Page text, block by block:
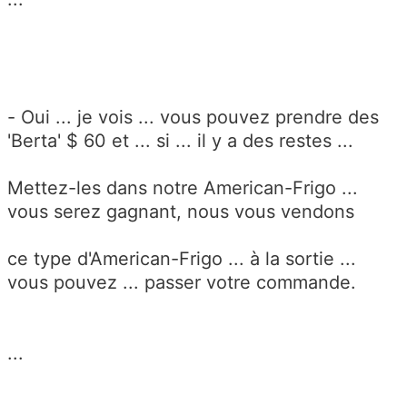
- Oui ... je vois ... vous pouvez prendre des
'Berta' $ 60 et ... si ... il y a des restes ...
Mettez-les dans notre American-Frigo ...
vous serez gagnant, nous vous vendons
ce type d'American-Frigo ... à la sortie ...
vous pouvez ... passer votre commande.
...